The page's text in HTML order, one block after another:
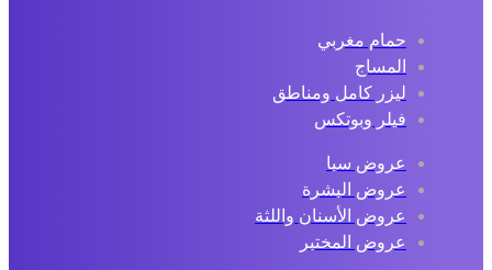
حمام مغربي
المساج
ليزر كامل ومناطق
فيلر وبوتكس
عروض سبا
عروض البشرة
عروض الأسنان واللثة
عروض المختبر